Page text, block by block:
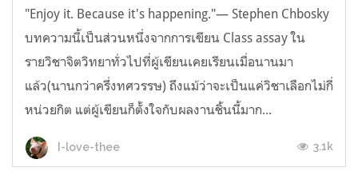
"Enjoy it. Because it's happening."― Stephen Chbosky
บทความนี้เป็นส่วนหนึ่งจากการเขียน Class assay ใน
รายวิชาจิตวิทยาทั่วไปที่ผู้เขียนเคยเรียนเมื่อนานมา
แล้ว(นานกว่าครึ่งทศวรรษ) ถึงแม้ว่าจะเป็นแค่วิชาเลือกไม่กี่
หน่วยกิต แต่ผู้เขียนก็ตั้งใจกับผลงานชิ้นนี้มาก...
I-love-thee 3.1k